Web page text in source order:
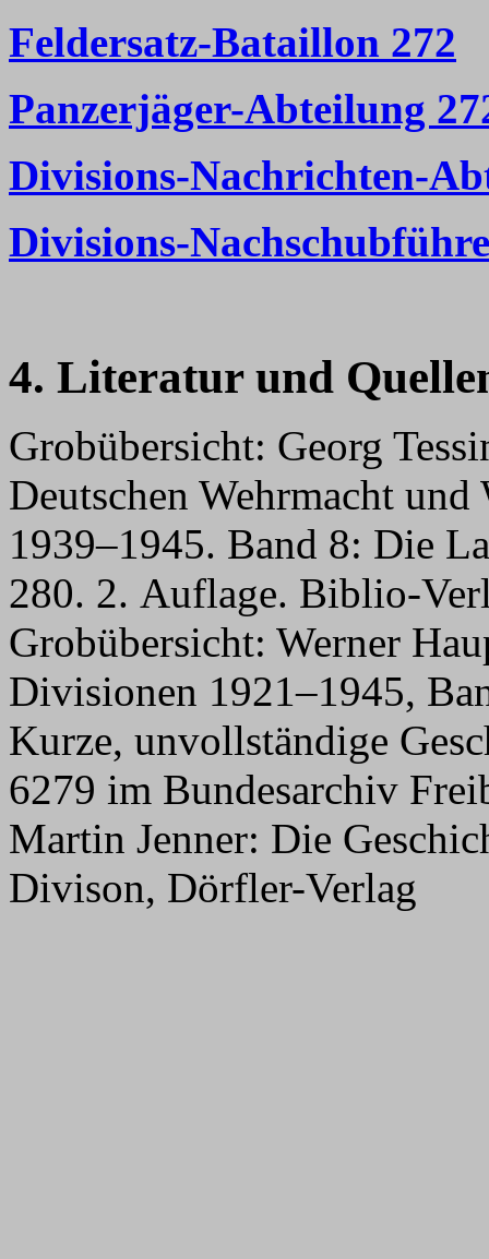
Feldersatz-Bataillon 272
Panzerjäger-Abteilung
Divisions-Nachrichten-
Divisions-
4. Literatur und
Grobübersicht: Georg
Deutschen Wehrmacht
1939–1945. Band 8: Die
280. 2. Auflage. Biblio-
Grobübersicht: Werner
Divisionen 1921–1945,
Kurze, unvollständige
6279 im Bundesarchiv
Martin Jenner: Die
Divison, Dörfler-Verlag